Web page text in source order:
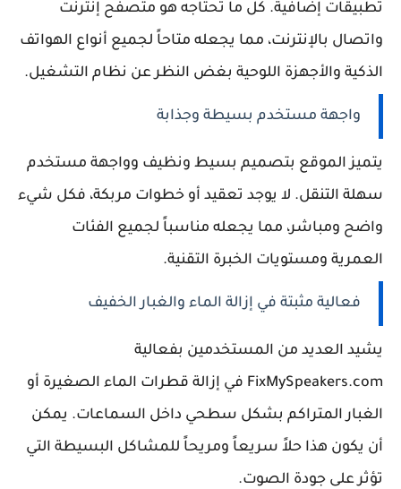
تطبيقات إضافية. كل ما تحتاجه هو متصفح إنترنت
واتصال بالإنترنت، مما يجعله متاحاً لجميع أنواع الهواتف
الذكية والأجهزة اللوحية بغض النظر عن نظام التشغيل.
واجهة مستخدم بسيطة وجذابة
يتميز الموقع بتصميم بسيط ونظيف وواجهة مستخدم
سهلة التنقل. لا يوجد تعقيد أو خطوات مربكة، فكل شيء
واضح ومباشر، مما يجعله مناسباً لجميع الفئات
العمرية ومستويات الخبرة التقنية.
فعالية مثبتة في إزالة الماء والغبار الخفيف
يشيد العديد من المستخدمين بفعالية
FixMySpeakers.com في إزالة قطرات الماء الصغيرة أو
الغبار المتراكم بشكل سطحي داخل السماعات. يمكن
أن يكون هذا حلاً سريعاً ومريحاً للمشاكل البسيطة التي
تؤثر على جودة الصوت.